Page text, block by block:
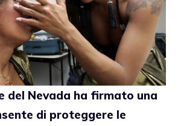
del Nevada ha firmato una
di proteggere le